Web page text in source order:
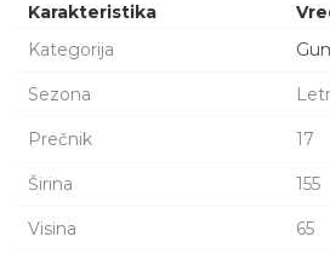
Karakteristika
Kategorija
Sezona
Prečnik 17
Širina 155
Visina 65